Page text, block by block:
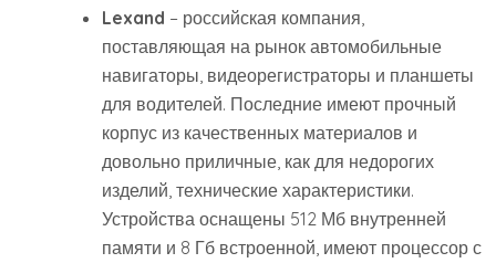
Lexand – российская компания,
поставляющая на рынок автомобильные
навигаторы, видеорегистраторы и планшеты
для водителей. Последние имеют прочный
корпус из качественных материалов и
довольно приличные, как для недорогих
изделий, технические характеристики.
Устройства оснащены 512 Мб внутренней
памяти и 8 Гб встроенной, имеют процессор с